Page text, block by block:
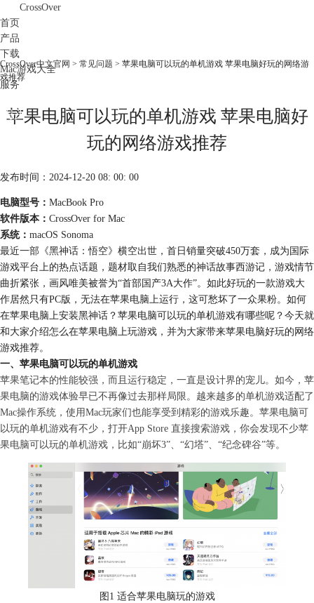
CrossOver
首页
产品
下载
Mac游戏大全
服务
购买
CrossOver中文官网 > 常见问题 > 苹果电脑可以玩的单机游戏 苹果电脑好玩的网络游
戏推荐
苹果电脑可以玩的单机游戏 苹果电脑好
玩的网络游戏推荐
发布时间：2024-12-20 08: 00: 00
电脑型号： MacBook Pro
软件版本： CrossOver for Mac
系统： macOS Sonoma
最近一部《黑神话：悟空》横空出世 ，首日销量突破450万套，成为国际
游戏平台上的热点话题，题材取自我们熟悉的神话故事西游记，游戏情节
曲折紧张，画风唯美被誉为“首部国产3A大作”。如此好玩的一款游戏大
作居然只有PC版，无法在苹果电脑上运行，这可愁坏了一众果粉。如何
在苹果电脑上安装黑神话？苹果电脑可以玩的单机游戏有哪些呢？今天就
和大家介绍怎么在苹果电脑上玩游戏，并为大家带来苹果电脑好玩的网络
游戏推荐。
一、苹果电脑可以玩的单机游戏
苹果笔记本的性能较强，而且运行稳定，一直是设计界的宠儿。如今，苹
果电脑的游戏体验早已不再像过去那样局限。越来越多的单机游戏适配了
Mac操作系统，使用Mac玩家们也能享受到精彩的游戏乐趣。苹果电脑可
以玩的单机游戏有不少，打开App Store 直接搜索游戏，你会发现不少苹
果电脑可以玩的单机游戏，比如“崩坏3”、“幻塔”、“纪念碑谷”等。
图1 适合苹果电脑玩的游戏